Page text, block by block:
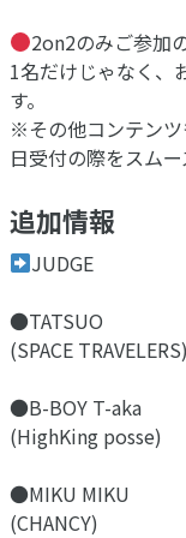
2on2のみご参加
1名だけじゃなく、
す。
※その他コンテンツ
日受付の際をスム
追加情報
JUDGE
●TATSUO
⁡(SPACE TRAVELERS)
●B-BOY T-aka
(HighKing posse)
●MIKU MIKU
(CHANCY)